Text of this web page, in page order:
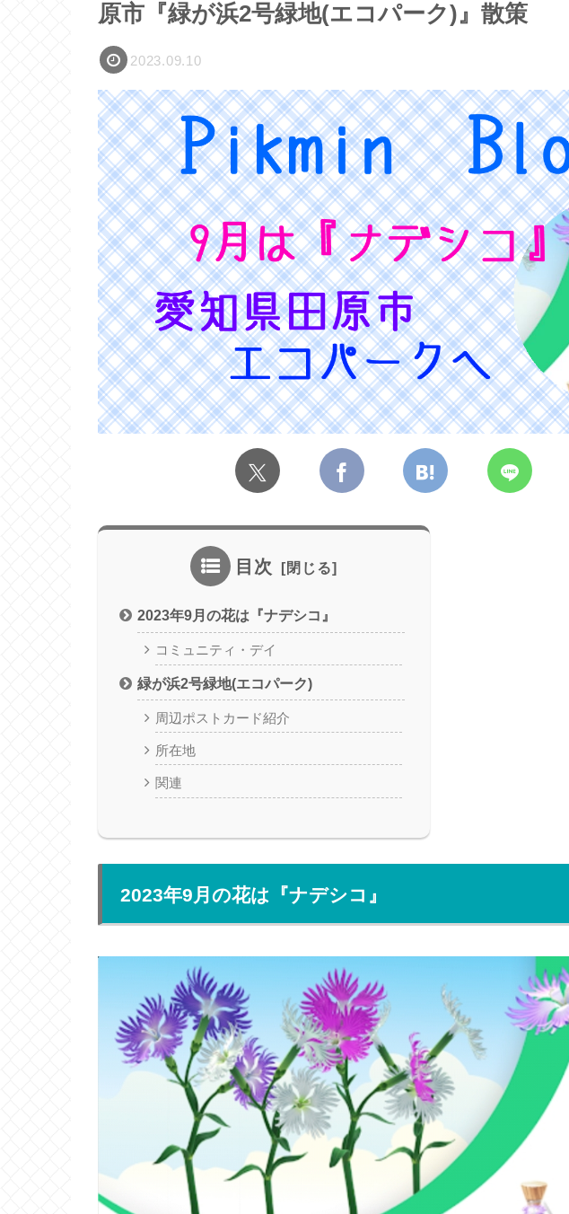
原市『緑が浜2号緑地(エコパーク)』散策
2023.09.10
目次
2023年9月の花は『ナデシコ』
コミュニティ・デイ
緑が浜2号緑地(エコパーク)
周辺ポストカード紹介
所在地
関連
2023年9月の花は『ナデシコ』